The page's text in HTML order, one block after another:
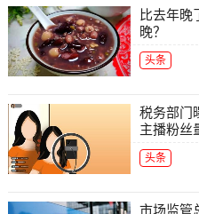
比去年晚
晚？
头条
税务部门
主播粉丝
头条
市场监管